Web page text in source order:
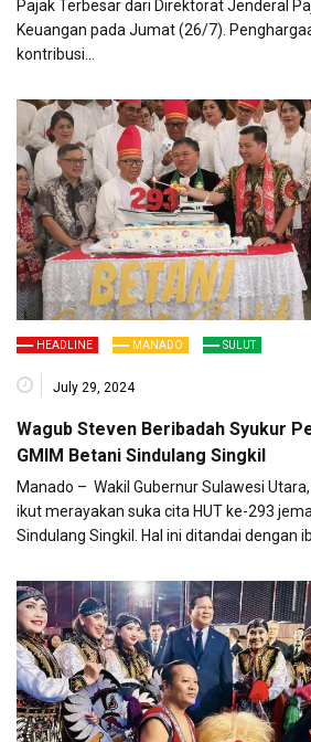
Pajak Terbesar dari Direktorat Jenderal
Keuangan pada Jumat (26/7).
kontribusi…
HEADLINE MANADO SULUT
July 29, 2024
Wagub Steven Beribadah Syukur
GMIM Betani Sindulang Singkil
Manado – Wakil Gubernur Sulawesi
ikut merayakan suka cita HUT ke-293
Sindulang Singkil. Hal ini ditandai dengan